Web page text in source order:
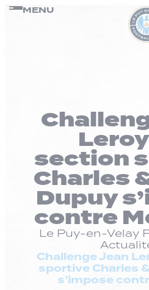
Passer
MENU
section
Charles
Dupuy
contre
Le Puy-en-Velay
Challenge Jean
sportive Charles
s’impose
Panneau de gestion des